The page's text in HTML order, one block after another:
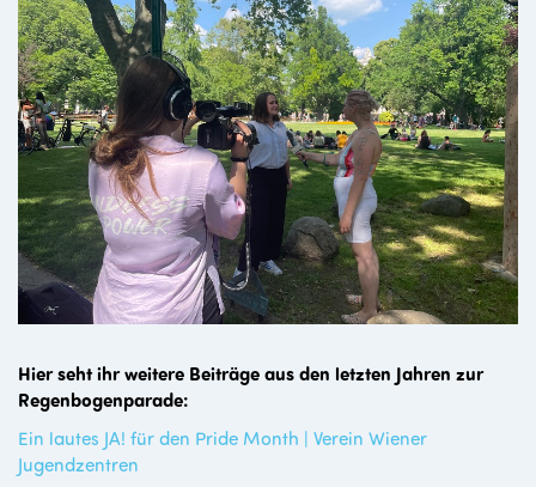
Hier seht ihr weitere Beiträge aus den letzten Jahren zur
Regenbogenparade:
Ein lautes JA! für den Pride Month | Verein Wiener
Jugendzentren